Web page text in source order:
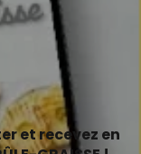
et recevez en